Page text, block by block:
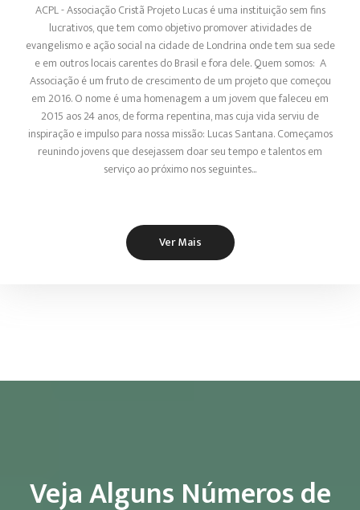
ACPL - Associação Cristã Projeto Lucas é uma instituição sem fins
lucrativos, que tem como objetivo promover atividades de
evangelismo e ação social na cidade de Londrina onde tem sua sede
e em outros locais carentes do Brasil e fora dele. Quem somos: A
Associação é um fruto de crescimento de um projeto que começou
em 2016. O nome é uma homenagem a um jovem que faleceu em
2015 aos 24 anos, de forma repentina, mas cuja vida serviu de
inspiração e impulso para nossa missão: Lucas Santana. Começamos
reunindo jovens que desejassem doar seu tempo e talentos em
serviço ao próximo nos seguintes...
Ver Mais
Veja Alguns Números de